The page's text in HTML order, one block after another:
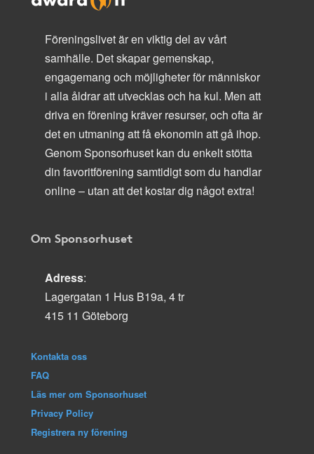
Föreningslivet är en viktig del av vårt
samhälle. Det skapar gemenskap,
engagemang och möjligheter för människor
i alla åldrar att utvecklas och ha kul. Men att
driva en förening kräver resurser, och ofta är
det en utmaning att få ekonomin att gå ihop.
Genom Sponsorhuset kan du enkelt stötta
din favoritförening samtidigt som du handlar
online – utan att det kostar dig något extra!
Om Sponsorhuset
Adress:
Lagergatan 1 Hus B19a, 4 tr
415 11 Göteborg
Kontakta oss
FAQ
Läs mer om Sponsorhuset
Privacy Policy
Registrera ny förening